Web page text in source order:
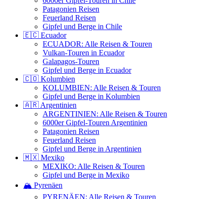
Patagonien Reisen
Feuerland Reisen
Gipfel und Berge in Chile
🇪🇨 Ecuador
ECUADOR: Alle Reisen & Touren
Vulkan-Touren in Ecuador
Galapagos-Touren
Gipfel und Berge in Ecuador
🇨🇴 Kolumbien
KOLUMBIEN: Alle Reisen & Touren
Gipfel und Berge in Kolumbien
🇦🇷 Argentinien
ARGENTINIEN: Alle Reisen & Touren
6000er Gipfel-Touren Argentinien
Patagonien Reisen
Feuerland Reisen
Gipfel und Berge in Argentinien
🇲🇽 Mexiko
MEXIKO: Alle Reisen & Touren
Gipfel und Berge in Mexiko
🏔️ Pyrenäen
PYRENÄEN: Alle Reisen & Touren